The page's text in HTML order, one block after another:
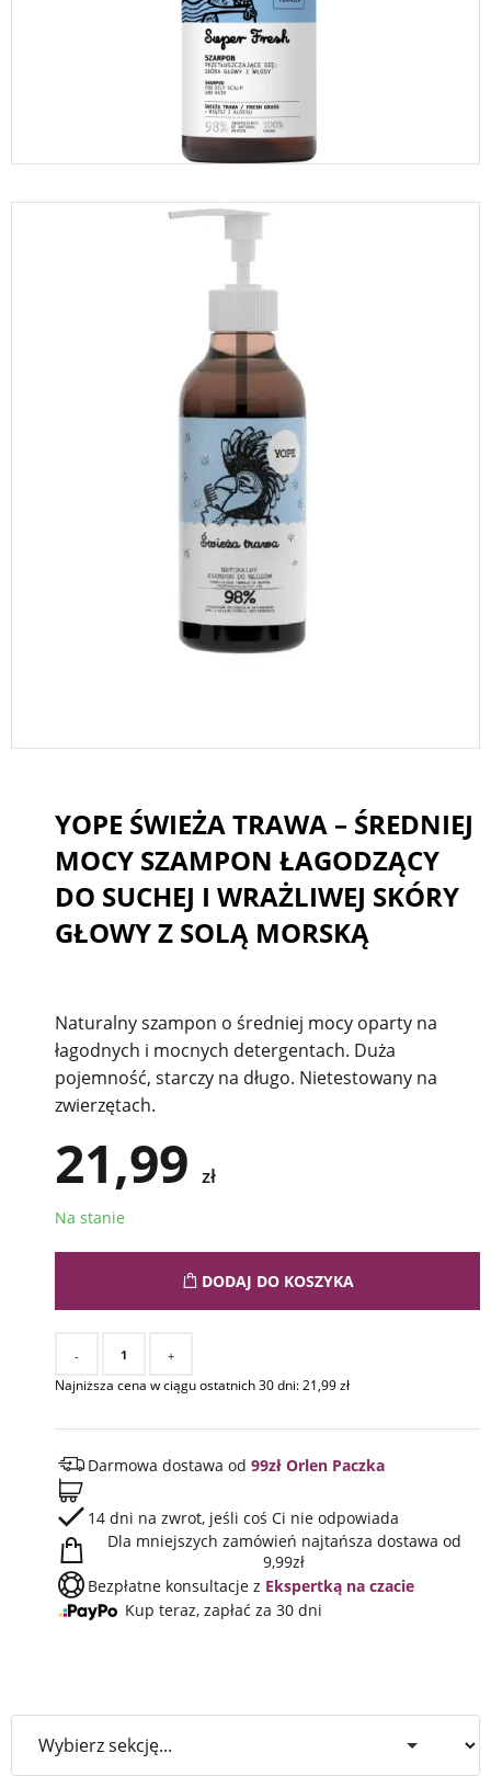
YOPE ŚWIEŻA TRAWA – ŚREDNIEJ
MOCY SZAMPON ŁAGODZĄCY
DO SUCHEJ I WRAŻLIWEJ SKÓRY
GŁOWY Z SOLĄ MORSKĄ
Naturalny szampon o średniej mocy oparty na
łagodnych i mocnych detergentach. Duża
pojemność, starczy na długo. Nietestowany na
zwierzętach.
21,99 zł
Na stanie
DODAJ DO KOSZYKA
- +
Najniższa cena w ciągu ostatnich 30 dni:21,99zł
Darmowa dostawa od 99zł Orlen Paczka
14 dni na zwrot, jeśli coś Ci nie odpowiada
Dla mniejszych zamówień najtańsza dostawa od
9,99zł
Bezpłatne konsultacje z Ekspertką na czacie
Kup teraz, zapłać za 30 dni